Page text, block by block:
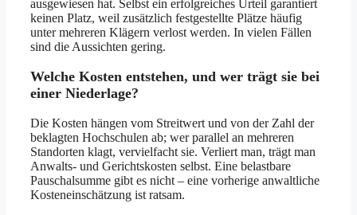
ausgewiesen hat. Selbst ein erfolgreiches Urteil garantiert
keinen Platz, weil zusätzlich festgestellte Plätze häufig
unter mehreren Klägern verlost werden. In vielen Fällen
sind die Aussichten gering.
Welche Kosten entstehen, und wer trägt sie bei
einer Niederlage?
Die Kosten hängen vom Streitwert und von der Zahl der
beklagten Hochschulen ab; wer parallel an mehreren
Standorten klagt, vervielfacht sie. Verliert man, trägt man
Anwalts- und Gerichtskosten selbst. Eine belastbare
Pauschalsumme gibt es nicht – eine vorherige anwaltliche
Kosteneinschätzung ist ratsam.